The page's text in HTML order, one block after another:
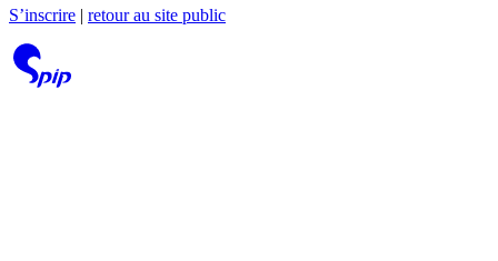
S’inscrire retour au site public